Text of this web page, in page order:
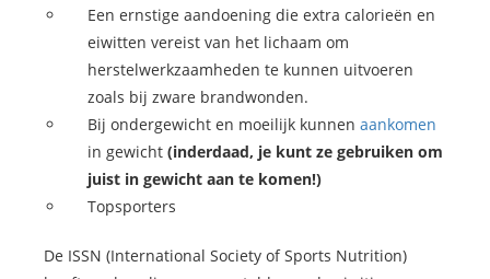
Een ernstige aandoening die extra calorieën en
eiwitten vereist van het lichaam om
herstelwerkzaamheden te kunnen uitvoeren
zoals bij zware brandwonden.
Bij ondergewicht en moeilijk kunnenaankomen
in gewicht(inderdaad, je kunt ze gebruiken om
juist in gewicht aan te komen!)
Topsporters
De ISSN (International Society of Sports Nutrition)